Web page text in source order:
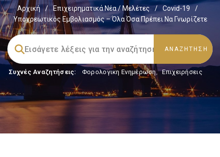
Αρχική / Επιχειρηματικά Νέα / Μελέτες / Covid-19
/
Υποχρεωτικός Εμβολιασμός – Όλα Όσα Πρέπει Να Γνωρίζετε
Συχνές Αναζητήσεις: Φορολογικη Ενημέρωση, Επιχειρήσεις